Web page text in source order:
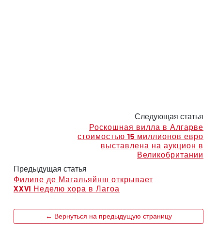
Следующая статья
Роскошная вилла в Алгарве
стоимостью 15 миллионов евро
выставлена на аукцион в
Великобритании
Предыдущая статья
Филипе де Магальяйнш открывает
XXVI Неделю хора в Лагоа
← Вернуться на предыдущую страницу